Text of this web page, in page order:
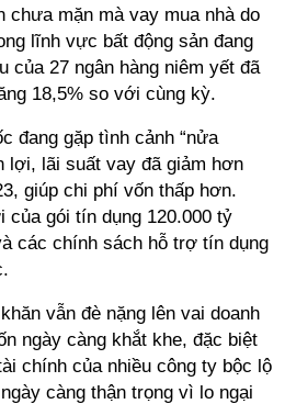
chưa mặn mà vay mua nhà do
lĩnh vực bất động sản đang
của 27 ngân hàng niêm yết đã
18,5% so với cùng kỳ.
đang gặp tình cảnh “nửa
lợi, lãi suất vay đã giảm hơn
giúp chi phí vốn thấp hơn.
gói tín dụng 120.000 tỷ
các chính sách hỗ trợ tín dụng
vẫn đè nặng lên vai doanh
ngày càng khắt khe, đặc biệt
chính của nhiều công ty bộc lộ
càng thận trọng vì lo ngại